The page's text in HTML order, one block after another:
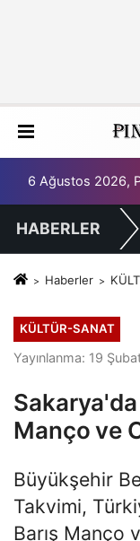
6 Ağustos 2026,
HABERLER
Haberler
KÜLTÜR-SANAT
Yayınlanma: 19
Manço ve
Büyükşehir
Takvimi,
Barış Manço